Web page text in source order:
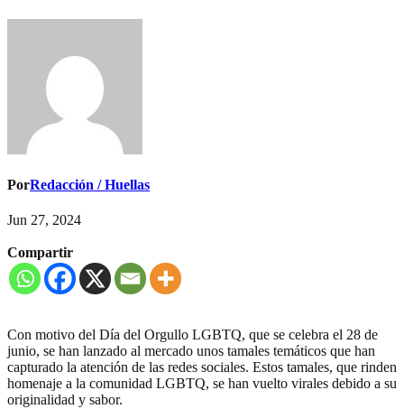
PorRedacción / Huellas
Jun 27, 2024
Compartir
Con motivo del Día del Orgullo LGBTQ, que se celebra el 28 de
junio, se han lanzado al mercado unos tamales temáticos que han
capturado la atención de las redes sociales. Estos tamales, que rinden
homenaje a la comunidad LGBTQ, se han vuelto virales debido a su
originalidad y sabor.